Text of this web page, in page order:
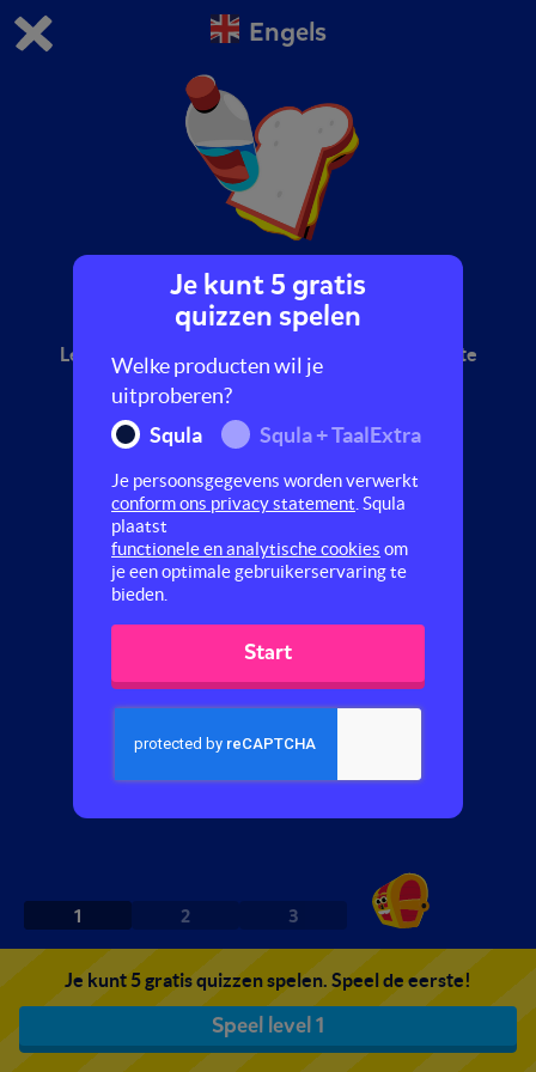
Dit is de gratis demo van Squla.
Bestel nu
1
Engels
Eten en drinken
Leer Engelse woorden die met eten en drinken te
maken hebben.
1 2 3
Je kunt 5 gratis quizzen spelen. Speel de eerste!
Speel level 1
Je kunt 5 gratis
quizzen spelen
Welke producten wil je
uitproberen?
Squla
Squla + TaalExtra
Je persoonsgegevens worden verwerkt
conform ons privacy statement . Squla
plaatst
functionele en analytische cookies om
je een optimale gebruikerservaring te
bieden.
Start